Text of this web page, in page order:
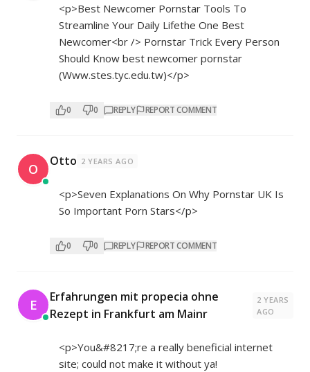
<p>Best Newcomer Pornstar Tools To
Streamline Your Daily Lifethe One Best
Newcomer<br /> Pornstar Trick Every Person
Should Know best newcomer pornstar
(Www.stes.tyc.edu.tw)</p>
0 0 REPLY REPORT COMMENT
O Otto 2 YEARS AGO
<p>Seven Explanations On Why Pornstar UK Is
So Important Porn Stars</p>
0 0 REPLY REPORT COMMENT
E
Erfahrungen mit propecia ohne
Rezept in Frankfurt am Mainr
2 YEARS
AGO
<p>You&#8217;re a really beneficial internet
site; could not make it without ya!